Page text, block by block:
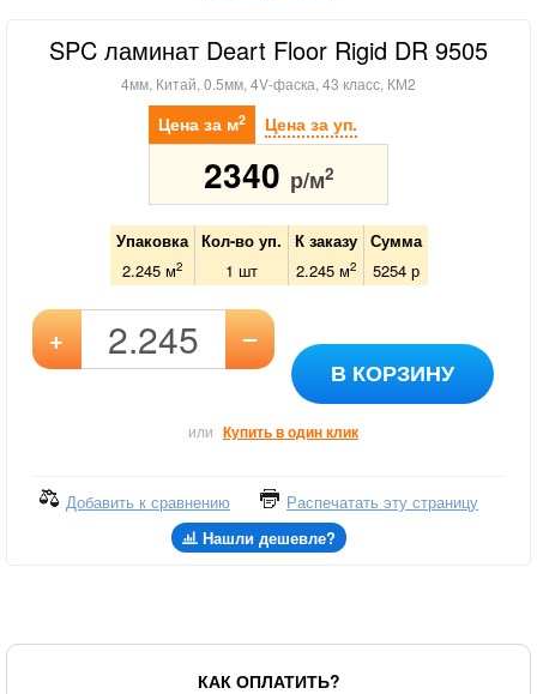
SPC ламинат Deart Floor Rigid DR 9505
4мм, Китай, 0.5мм, 4V-фаска, 43 класс, КМ2
Цена за м2 Цена за уп.
2340 р/м2
Упаковка Кол-во уп. К заказу
Сумма
2.245 м2 1 шт 2.245м2 5254р
+ –
В КОРЗИНУ
или Купить в один клик
Добавить к сравнению
Распечатать эту страницу
Нашли дешевле?
КАК ОПЛАТИТЬ?